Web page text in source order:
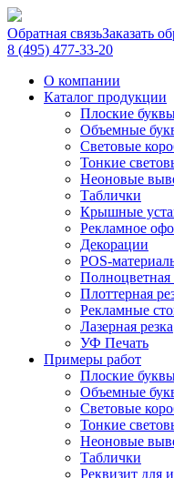
Обратная связьЗаказать
8 (495) 477-33-20
О компании
Каталог продукции
Плоские
Объемные
Световые
Тонкие
Неоновые
Таблички
Крышные
Рекламное
Декорации
POS-
Полноцветная
Плоттерная
Рекламные
Лазерная резка
УФ Печать
Примеры работ
Плоские
Объемные
Световые
Тонкие
Неоновые
Таблички
Реквизит для